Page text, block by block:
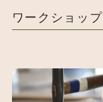
ワークショップ